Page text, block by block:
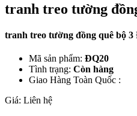
tranh treo tường
tranh treo tường đồng quê bộ 3
Mã sản phẩm: ĐQ20
Tình trạng: Còn hàng
Giao Hàng Toàn Quốc :
Giá: Liên hệ